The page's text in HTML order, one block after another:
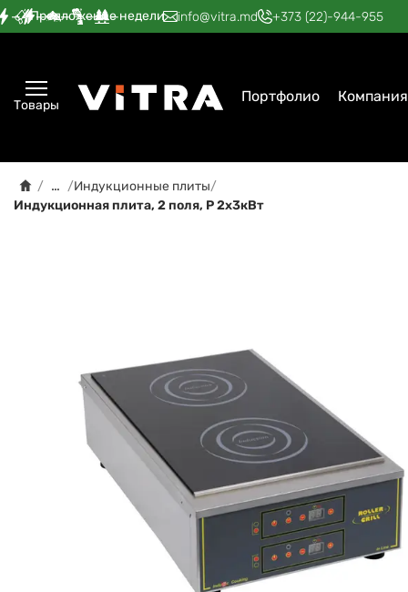
Предложение недели
— — — — — info@vitra.md +373 (22)-944-955
Товары Портфолио Компания
/ … /Индукционные плиты/
Индукционная плита, 2 поля, Р 2х3кВт